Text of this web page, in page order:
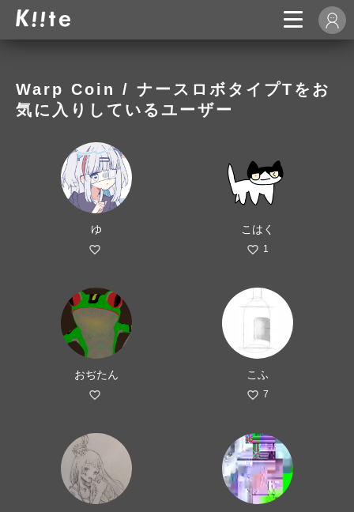
Warp Coin / ナースロボタイプTをお
気に入りしているユーザー
ゆ こはく
1
おぢたん こふ
7